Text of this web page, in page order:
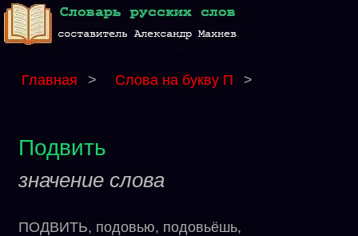
Главная > Слова на букву П >
Подвить
значение слова
ПОДВИТЬ, подовью, подовьёшь,